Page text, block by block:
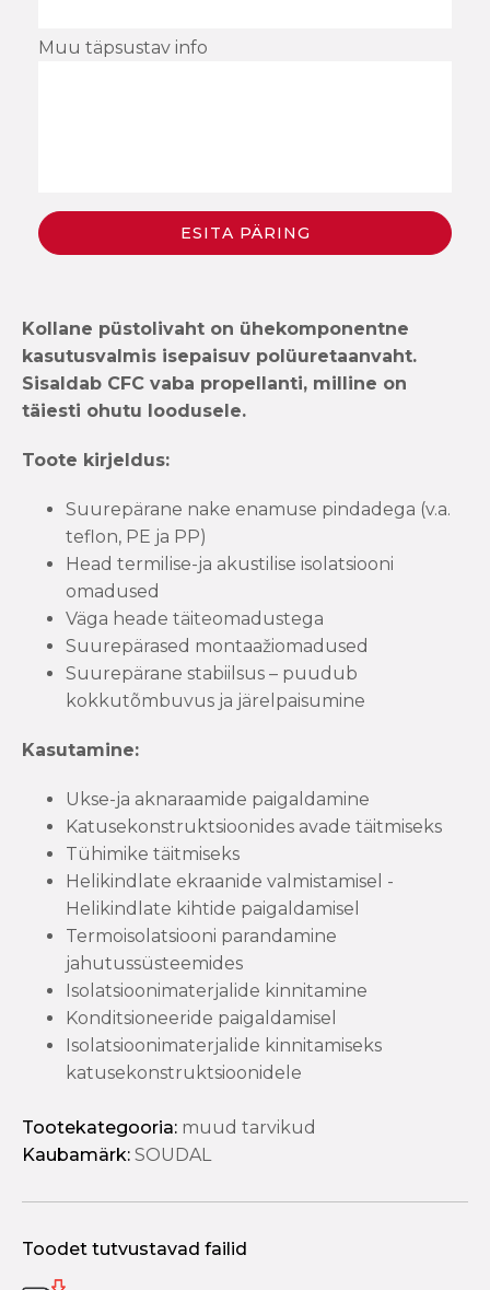
Muu täpsustav info
Kollane püstolivaht on ühekomponentne
kasutusvalmis isepaisuv polüuretaanvaht.
Sisaldab CFC vaba propellanti, milline on
täiesti ohutu loodusele.
Toote kirjeldus:
Suurepärane nake enamuse pindadega (v.a.
teflon, PE ja PP)
Head termilise-ja akustilise isolatsiooni
omadused
Väga heade täiteomadustega
Suurepärased montaažiomadused
Suurepärane stabiilsus – puudub
kokkutõmbuvus ja järelpaisumine
Kasutamine:
Ukse-ja aknaraamide paigaldamine
Katusekonstruktsioonides avade täitmiseks
Tühimike täitmiseks
Helikindlate ekraanide valmistamisel -
Helikindlate kihtide paigaldamisel
Termoisolatsiooni parandamine
jahutussüsteemides
Isolatsioonimaterjalide kinnitamine
Konditsioneeride paigaldamisel
Isolatsioonimaterjalide kinnitamiseks
katusekonstruktsioonidele
Tootekategooria: muud tarvikud
Kaubamärk: SOUDAL
Toodet tutvustavad failid